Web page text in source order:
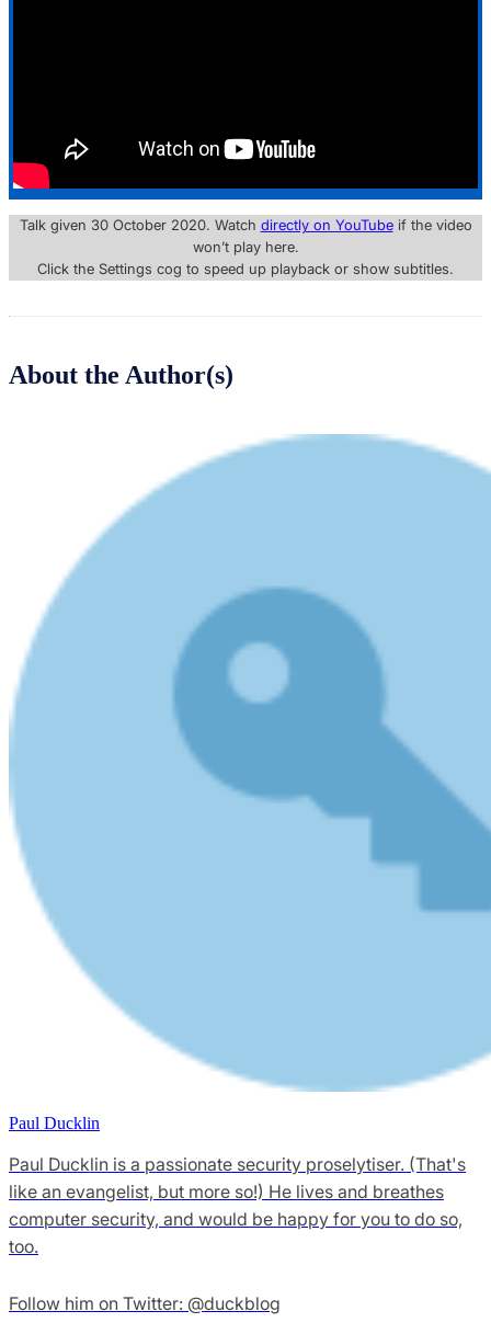
Talk given 30 October 2020. Watch directly on YouTubeif the video
won’t play here.
Click the Settings cog to speed up playback or show subtitles.
About the Author(s)
Paul Ducklin
Paul Ducklin is a passionate security proselytiser. (That's
like an evangelist, but more so!) He lives and breathes
computer security, and would be happy for you to do so,
too.
Follow him on Twitter: @duckblog